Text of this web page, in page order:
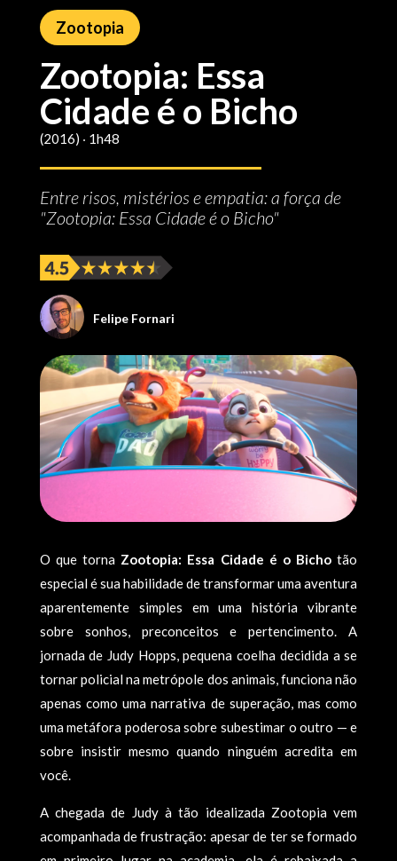
Zootopia
Zootopia: Essa
Cidade é o Bicho
(2016) ‧ 1h48
Entre risos, mistérios e empatia: a força de
"Zootopia: Essa Cidade é o Bicho"
Felipe Fornari
O que torna Zootopia: Essa Cidade é o Bicho tão
especial é sua habilidade de transformar uma aventura
aparentemente simples em uma história vibrante
sobre sonhos, preconceitos e pertencimento. A
jornada de Judy Hopps, pequena coelha decidida a se
tornar policial na metrópole dos animais, funciona não
apenas como uma narrativa de superação, mas como
uma metáfora poderosa sobre subestimar o outro — e
sobre insistir mesmo quando ninguém acredita em
você.
A chegada de Judy à tão idealizada Zootopia vem
acompanhada de frustração: apesar de ter se formado